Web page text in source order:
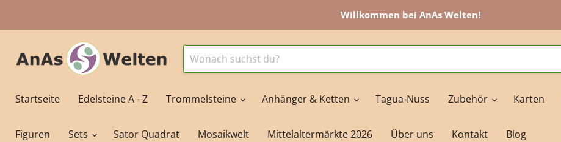
Willkommen bei AnAs Welten!
Startseite
Edelsteine A - Z Trommelsteine Anhänger & Ketten Tagua-Nuss Zubehör Karten
Figuren Sets Sator Quadrat Mosaikwelt Mittelaltermärkte 2026 Über uns Kontakt Blog